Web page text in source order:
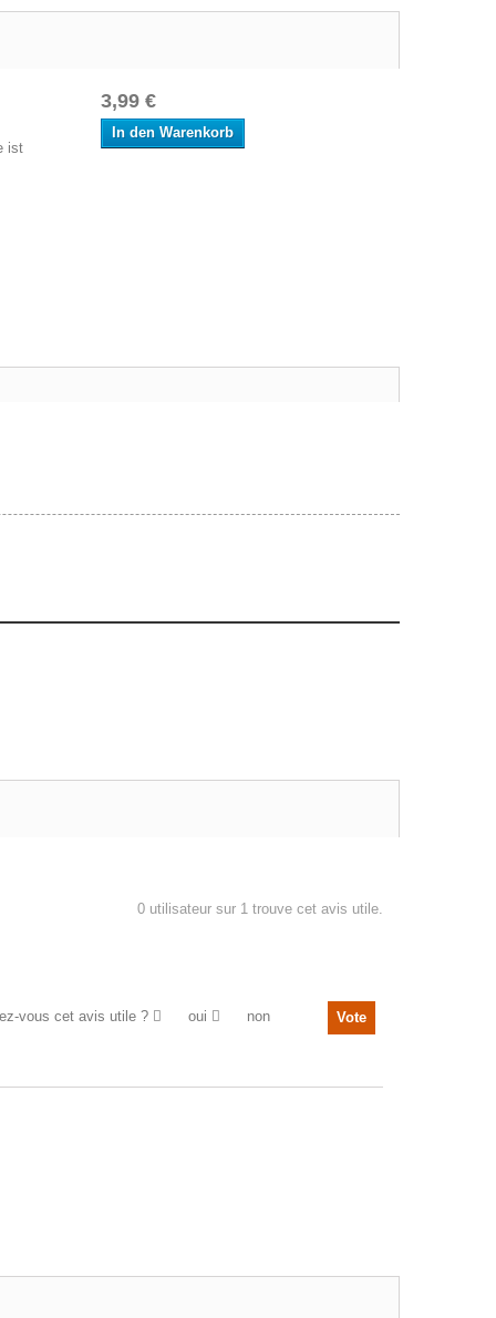
ist
3,99 €
In den Warenkorb
0 utilisateur sur 1 trouve cet avis utile.
vous cet avis utile ? oui non